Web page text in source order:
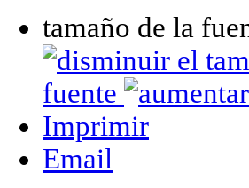
tamaño de la
fuente
Imprimir
Email